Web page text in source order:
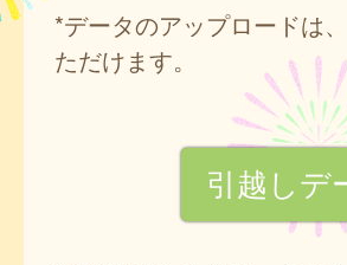
*データのアップロードは
ただけます。